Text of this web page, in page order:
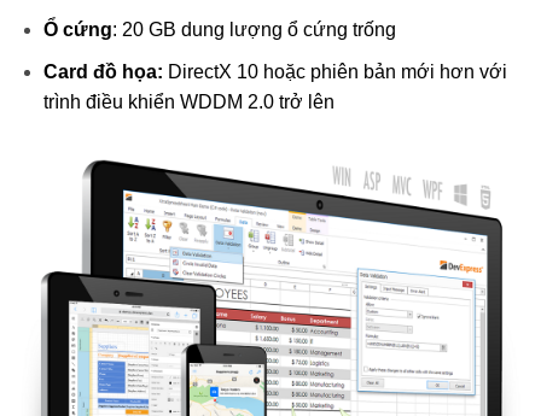
Ổ cứng: 20 GB dung lượng ổ cứng trống
Card đồ họa: DirectX 10 hoặc phiên bản mới hơn với
trình điều khiển WDDM 2.0 trở lên